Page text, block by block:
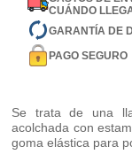
CUÁNDO
GARANTÍA DE
PAGO SEGURO
Se trata de una
acolchada con
goma elástica para